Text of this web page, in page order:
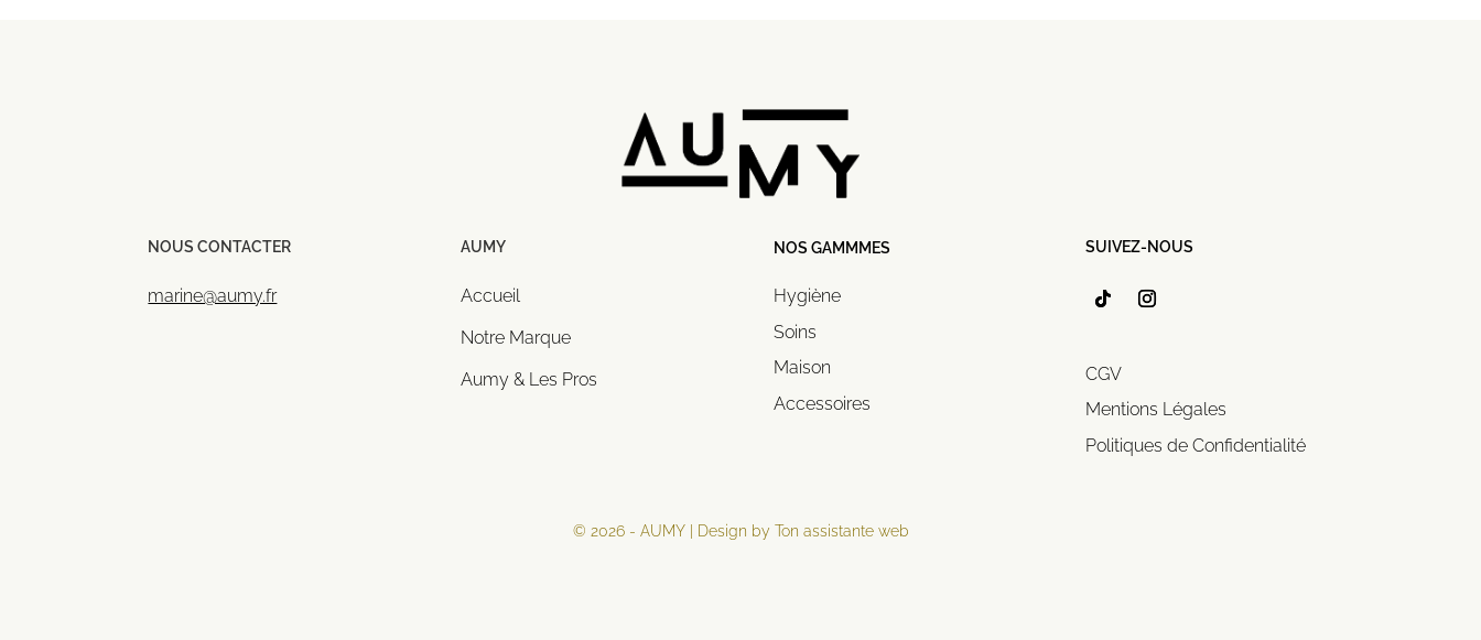
NOUS CONTACTER
marine@aumy.fr
AUMY
Accueil
Notre Marque
Aumy & Les Pros
NOS GAMMMES
Hygiène
Soins
Maison
Accessoires
SUIVEZ-NOUS
CGV
Mentions Légales
Politiques de Confidentialité
© 2026 - AUMY | Design by Ton assistante web